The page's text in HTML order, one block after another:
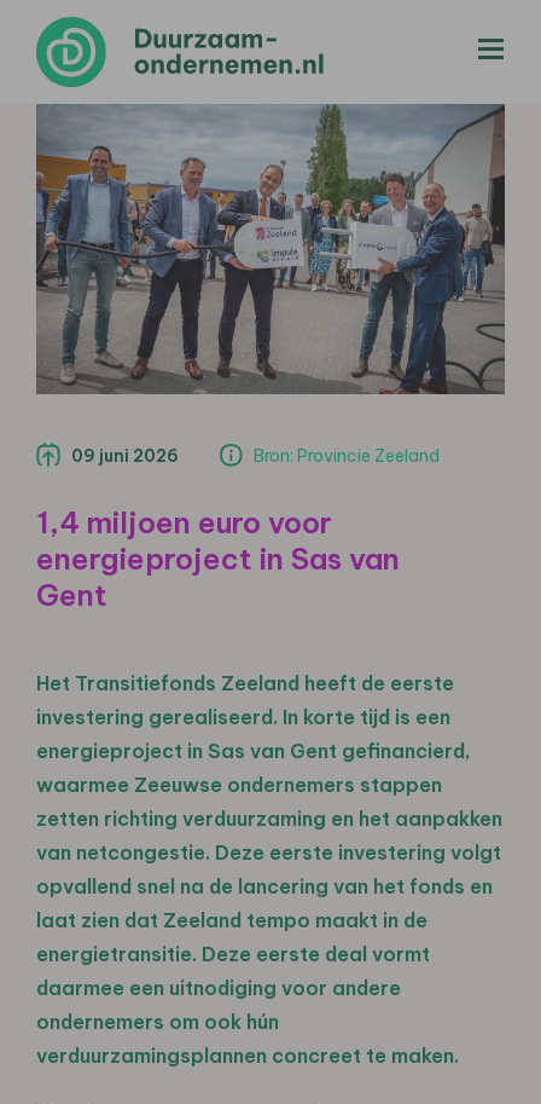
09 juni 2026 Bron: Provincie Zeeland
1,4 miljoen euro voor
energieproject in Sas van
Gent
Het Transitiefonds Zeeland heeft de eerste
investering gerealiseerd. In korte tijd is een
energieproject in Sas van Gent gefinancierd,
waarmee Zeeuwse ondernemers stappen
zetten richting verduurzaming en het aanpakken
van netcongestie. Deze eerste investering volgt
opvallend snel na de lancering van het fonds en
laat zien dat Zeeland tempo maakt in de
energietransitie. Deze eerste deal vormt
daarmee een uitnodiging voor andere
ondernemers om ook hún
verduurzamingsplannen concreet te maken.